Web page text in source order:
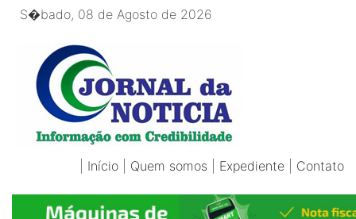
S�bado, 08 de Agosto de 2026
Início Quem somos Expediente Contato